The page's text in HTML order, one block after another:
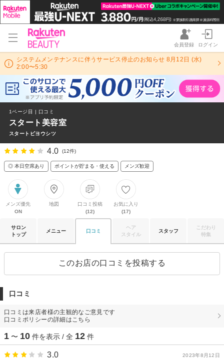
会員登録 ログイン
システムメンテナンスに伴うサービス停止のお知らせ 8月12日 (水)
2:00〜5:30
1ページ目 | 口コミ
スタート美容室
スタートビヨウシツ
4.0 (12件)
◎ 本日空席あり ポイントが貯まる・使える メンズ歓迎
メンズ優先
ON
地図
口コミ投稿
(12)
お気に入り
(17)
サロン
トップ
メニュー 口コミ
ヘア
スタイル
スタッフ
こだわり
特集
このお店の口コミを投稿する
口コミ
口コミは来店者様の主観的なご意見です
口コミポリシーの詳細はこちら
1 〜 10 件を表示 / 全 12 件
2023年8月12日
3.0